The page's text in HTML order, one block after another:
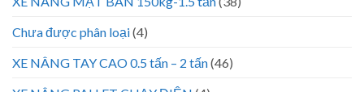
Chưa được phân loại(4)
XE NÂNG TAY CAO 0.5 tấn – 2 tấn(46)